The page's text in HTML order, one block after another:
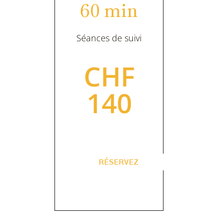
60 min
Séances de suivi
CHF
140
RÉSERVEZ